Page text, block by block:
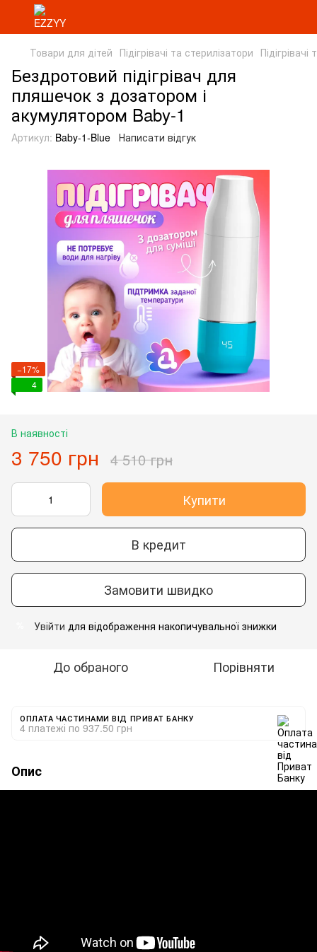
Товари для дітей Підігрівачі та стерилізатори
Бездротовий підігрівач для
пляшечок з дозатором і
акумулятором Baby-1
Артикул: Baby-1-Blue Написати відгук
−17%
4
В наявності
3 750 грн 4 510 грн
Купити
В кредит
Замовити швидко
Увійти для відображення накопичувальної знижки
До обраного Порівняти
ОПЛАТА ЧАСТИНАМИ ВІД ПРИВАТ БАНКУ
4 платежі по 937.50 грн
Опис